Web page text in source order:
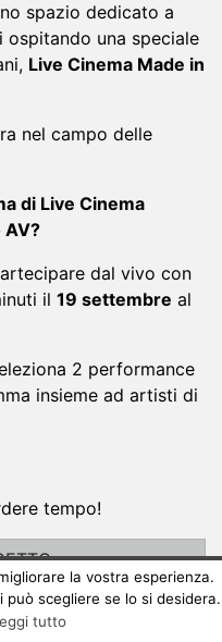
spazio dedicato a
una speciale
Live Cinema Made in
nel campo delle
di Live Cinema
AV?
dal vivo con
il 19 settembre al
2 performance
insieme ad artisti di
tempo!
la vostra esperienza.
scegliere se lo si desidera.
tutto